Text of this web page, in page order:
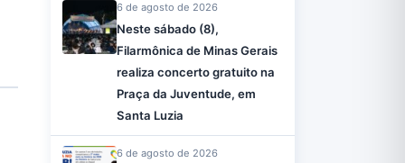
6 de agosto de 2026
Neste sábado (8),
Filarmônica de Minas Gerais
realiza concerto gratuito na
Praça da Juventude, em
Santa Luzia
6 de agosto de 2026